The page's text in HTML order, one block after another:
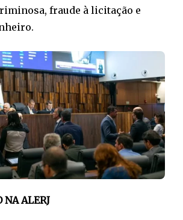
fraude à licitação e
NA ALERJ